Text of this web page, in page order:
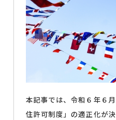
本記事では、令和６年６
住許可制度」の適正化が